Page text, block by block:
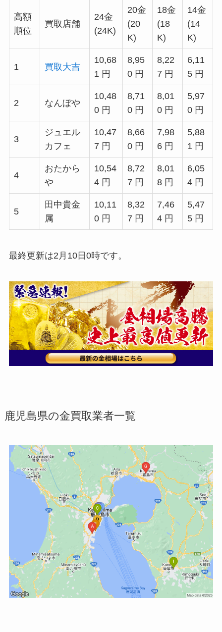
高額
順位
買取店舗
24金
(24K)
20金
(20
K)
18金
(18
K)
14金
(14
K)
1 買取大吉
10,68
1 円
8,95
0 円
8,22
7 円
6,11
5 円
2 なんぼや
10,48
0 円
8,71
0 円
8,01
0 円
5,97
0 円
3
ジュエル
カフェ
10,47
7 円
8,66
0 円
7,98
6 円
5,88
1 円
4
おたから
や
10,54
4 円
8,72
7 円
8,01
8 円
6,05
4 円
5
田中貴金
属
10,11
0 円
8,32
7 円
7,46
4 円
5,47
5 円
最終更新は2月10日0時です。
鹿児島県の金買取業者一覧